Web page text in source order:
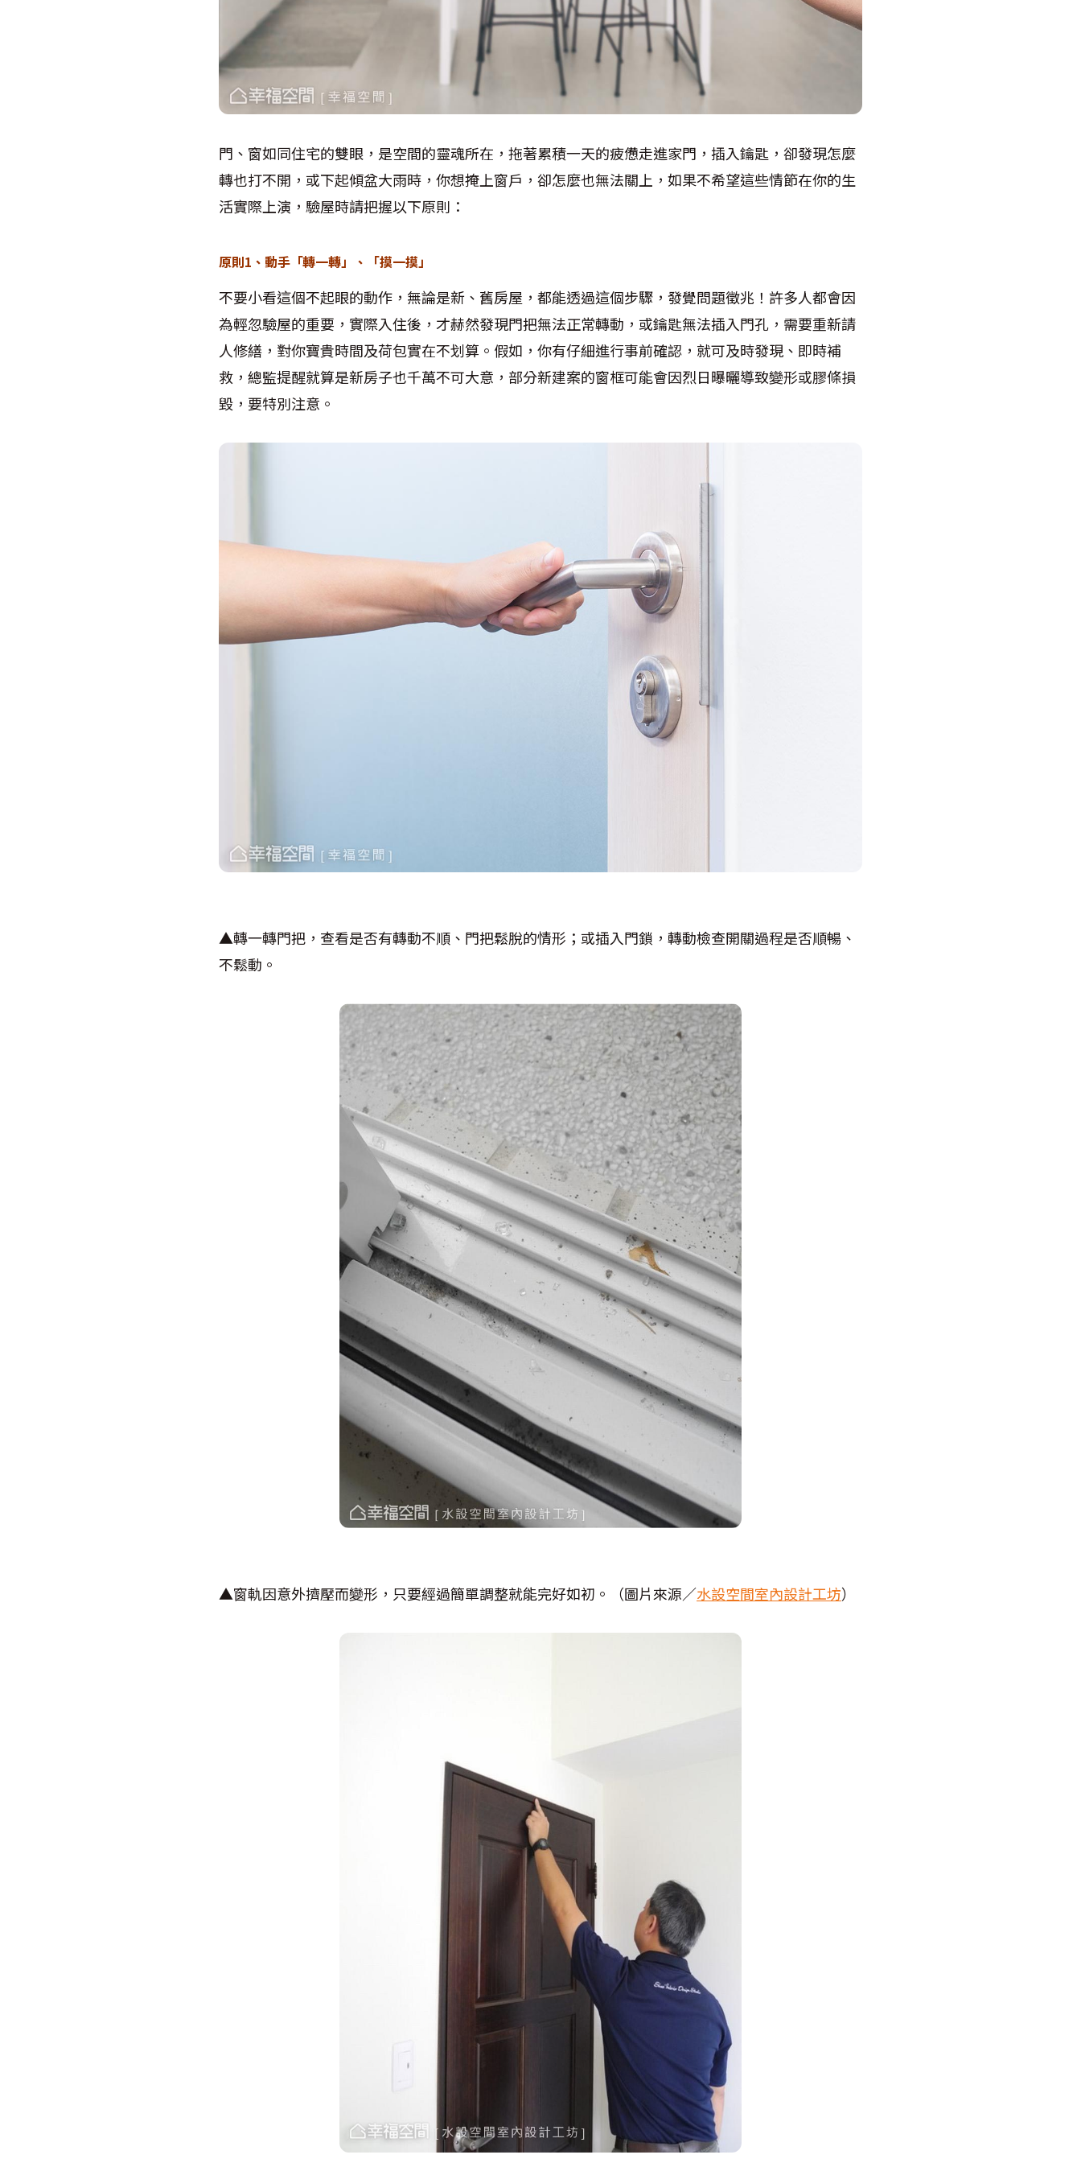
門、窗如同住宅的雙眼，是空間的靈魂所在，拖著累積一天的疲憊走進家門，插入鑰匙，卻發現怎麼
轉也打不開，或下起傾盆大雨時，你想掩上窗戶，卻怎麼也無法關上，如果不希望這些情節在你的生
活實際上演，驗屋時請把握以下原則：
原則1、動手「轉一轉」、「摸一摸」
不要小看這個不起眼的動作，無論是新、舊房屋，都能透過這個步驟，發覺問題徵兆！許多人都會因
為輕忽驗屋的重要，實際入住後，才赫然發現門把無法正常轉動，或鑰匙無法插入門孔，需要重新請
人修繕，對你寶貴時間及荷包實在不划算。假如，你有仔細進行事前確認，就可及時發現、即時補
救，總監提醒就算是新房子也千萬不可大意，部分新建案的窗框可能會因烈日曝曬導致變形或膠條損
毀，要特別注意。
▲轉一轉門把，查看是否有轉動不順、門把鬆脫的情形；或插入門鎖，轉動檢查開關過程是否順暢、
不鬆動。
▲窗軌因意外擠壓而變形，只要經過簡單調整就能完好如初。（圖片來源／水設空間室內設計工坊）